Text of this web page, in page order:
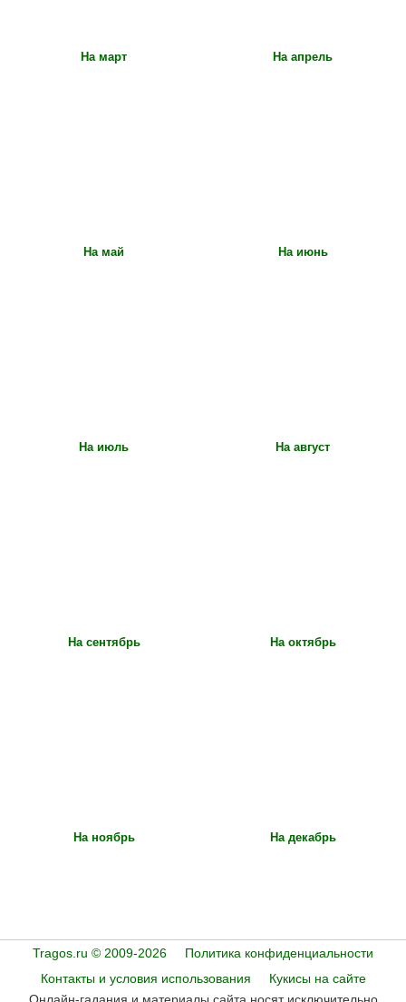
На март На апрель
На май На июнь
На июль На август
На сентябрь На октябрь
На ноябрь На декабрь
Tragos.ru © 2009-2026
Политика конфиденциальности
Контакты и условия использования
Кукисы на сайте